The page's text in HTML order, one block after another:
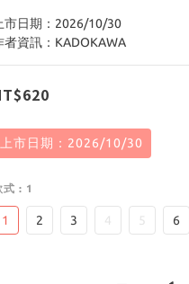
市日期：2026/10/30
者資訊：KADOKAWA
上市日期：2026/10/30
式 : 1
1 2 3 4 5 6